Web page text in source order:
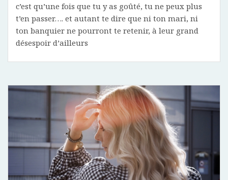
c’est qu’une fois que tu y as goûté, tu ne peux plus
t’en passer…. et autant te dire que ni ton mari, ni
ton banquier ne pourront te retenir, à leur grand
désespoir d’ailleurs